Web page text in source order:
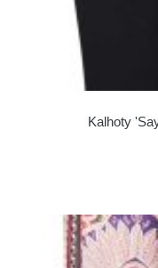
Kalhoty